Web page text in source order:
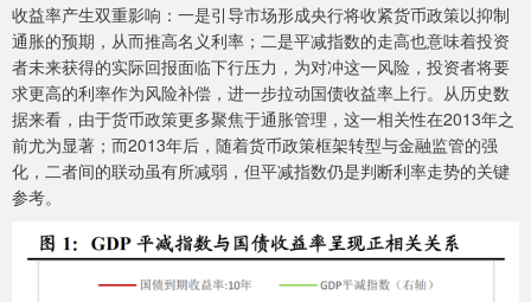
收益率产生双重影响：一是引导市场形成央行将收紧货币政策以抑制
通胀的预期，从而推高名义利率；二是平减指数的走高也意味着投资
者未来获得的实际回报面临下行压力，为对冲这一风险，投资者将要
求更高的利率作为风险补偿，进一步拉动国债收益率上行。从历史数
据来看，由于货币政策更多聚焦于通胀管理，这一相关性在2013年之
前尤为显著；而2013年后，随着货币政策框架转型与金融监管的强
化，二者间的联动虽有所减弱，但平减指数仍是判断利率走势的关键
参考。